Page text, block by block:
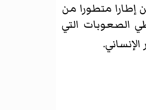
إطارا متطورا من
الصعوبات التي